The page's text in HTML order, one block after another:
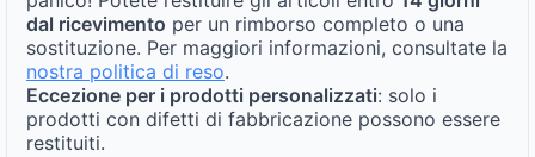
dal ricevimento per un rimborso completo o una
sostituzione. Per maggiori informazioni, consultate la
nostra politica di reso.
Eccezione per i prodotti personalizzati: solo i
prodotti con difetti di fabbricazione possono essere
restituiti.